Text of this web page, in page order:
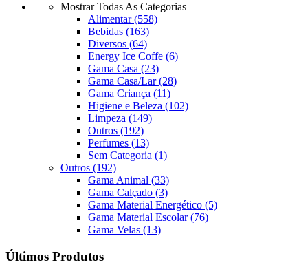
Mostrar Todas As Categorias
Alimentar(558)
Bebidas (163)
Diversos (64)
Energy Ice Coffe (6)
Gama Casa (23)
Gama Casa/Lar(28)
Gama Criança (11)
Higiene e Beleza (102)
Limpeza (149)
Outros (192)
Perfumes (13)
Sem Categoria (1)
Outros (192)
Gama Animal (33)
Gama Calçado (3)
Gama Material Energético (5)
Gama Material Escolar(76)
Gama Velas (13)
Últimos Produtos